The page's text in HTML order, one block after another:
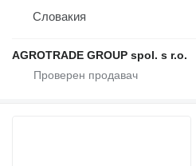
Словакия
AGROTRADE GROUP spol. s r.o.